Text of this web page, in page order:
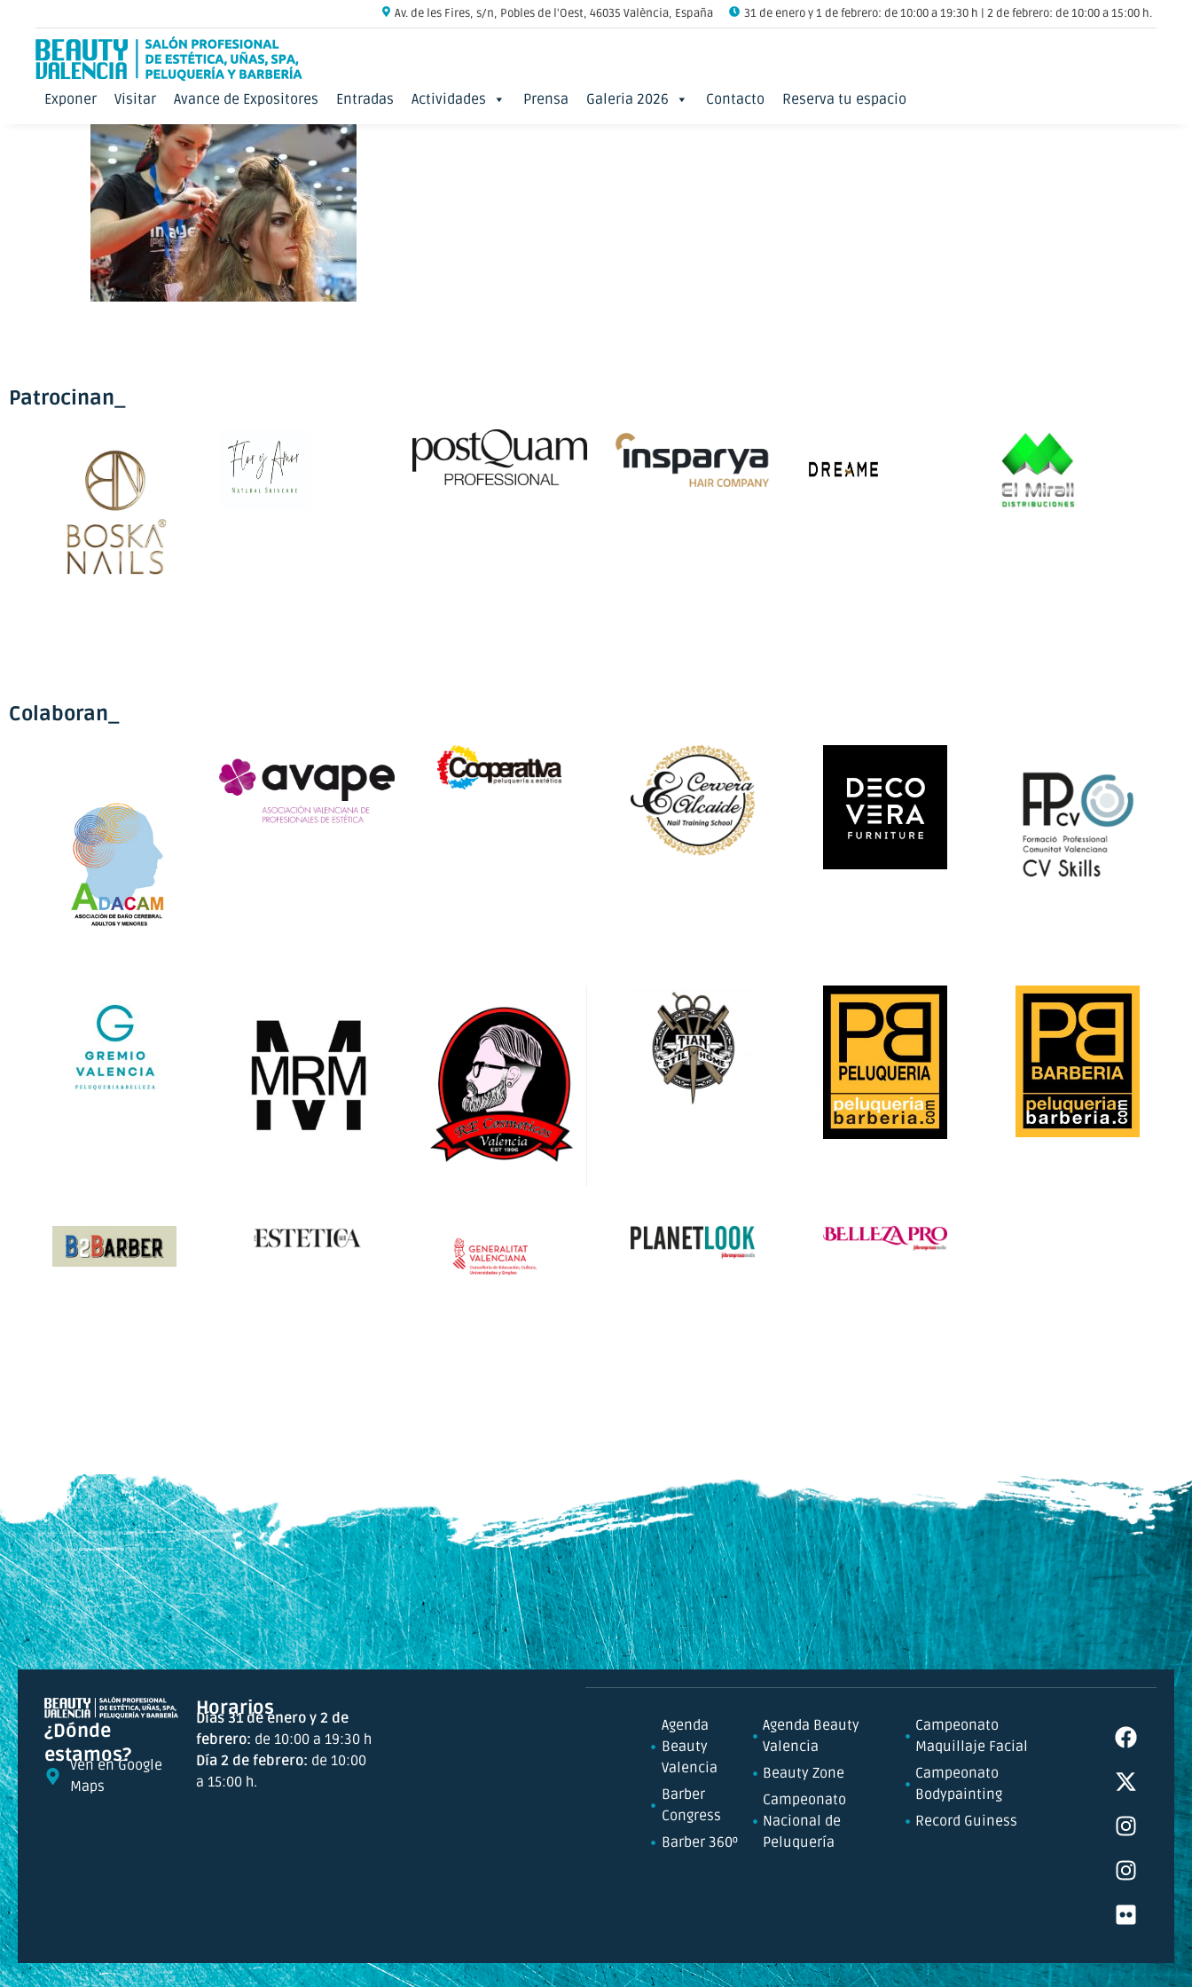
Av. de les Fires, s/n, Pobles de l'Oest, 46035 València, España 31 de enero y 1 de febrero: de 10:00 a 19:30 h | 2 de febrero: de 10:00 a 15:00 h.
Exponer Visitar Avance de Expositores Entradas Actividades Prensa Galeria 2026 Contacto Reserva tu espacio
Patrocinan_
Colaboran_
¿Dónde
estamos?
Ven en Google
Maps
Horarios
Días 31 de enero y 2 de
febrero: de 10:00 a 19:30 h
Día 2 de febrero: de 10:00
a 15:00 h.
Agenda
Beauty
Valencia
Barber
Congress
Barber 360º
Agenda Beauty
Valencia
Beauty Zone
Campeonato
Nacional de
Peluquería
Campeonato
Maquillaje Facial
Campeonato
Bodypainting
Record Guiness